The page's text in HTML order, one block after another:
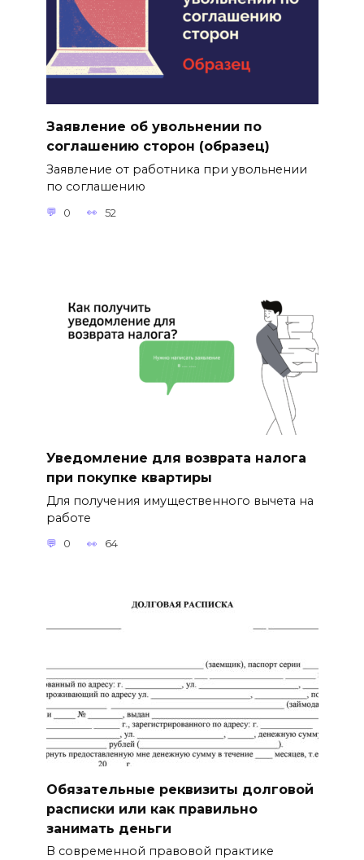
Заявление об увольнении по
соглашению сторон (образец)
Заявление от работника при увольнении
по соглашению
0 52
Уведомление для возврата налога
при покупке квартиры
Для получения имущественного вычета на
работе
0 64
Обязательные реквизиты долговой
расписки или как правильно
занимать деньги
В современной правовой практике